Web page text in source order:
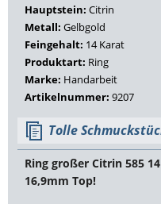
Hauptstein: Citrin
Metall: Gelbgold
Feingehalt: 14 Karat
Produktart: Ring
Marke: Handarbeit
Artikelnummer: 9207
Tolle
Ring großer Citrin 585
16,9mm Top!